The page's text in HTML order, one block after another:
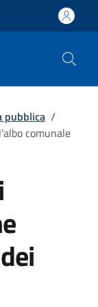
pubblica /
comunale